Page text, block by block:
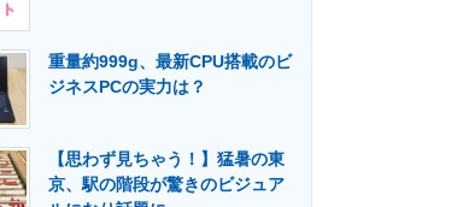
建設×テクノロジーの最前線
重量約999g、最新CPU搭載のビ
ジネスPCの実力は？
【思わず見ちゃう！】猛暑の東
京、駅の階段が驚きのビジュア